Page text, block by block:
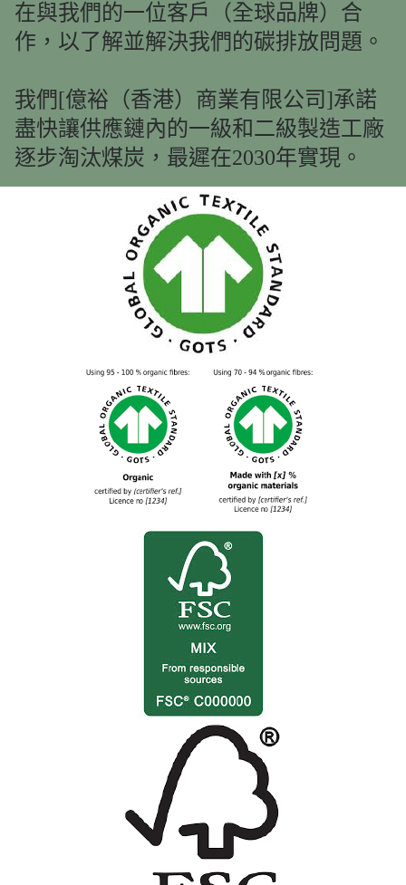
在與我們的一位客戶（全球品牌）合
作，以了解並解決我們的碳排放問題。
我們[億裕（香港）商業有限公司]承諾
盡快讓供應鏈內的一級和二級製造工廠
逐步淘汰煤炭，最遲在2030年實現。